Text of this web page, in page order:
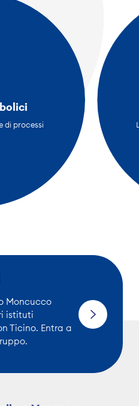
di processi
Moncucco
istituti
Ticino. Entra a